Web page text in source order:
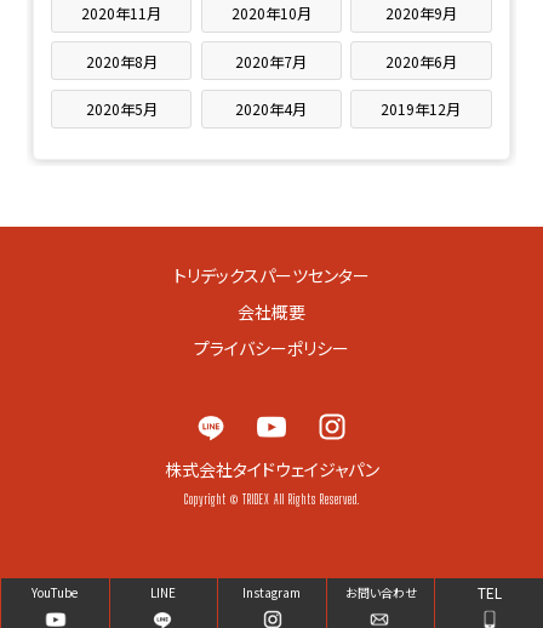
2020年11月 2020年10月 2020年9月
2020年8月 2020年7月 2020年6月
2020年5月 2020年4月 2019年12月
トリデックスパーツセンター
会社概要
プライバシーポリシー
株式会社タイドウェイジャパン
Copyright © TRIDEX All Rights Reserved.
YouTube LINE Instagram お問い合わせ TEL